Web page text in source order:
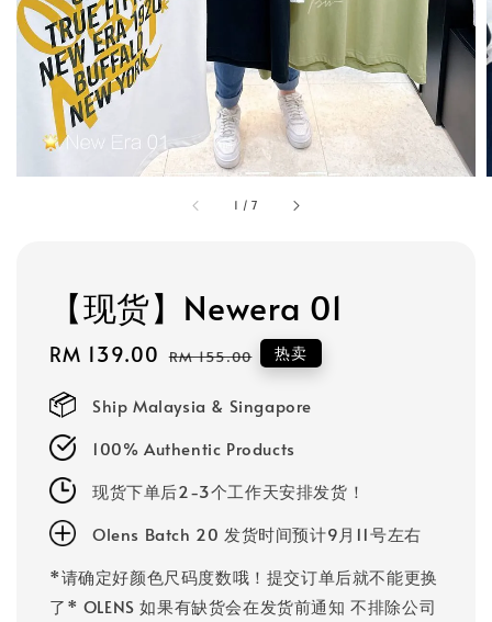
1 /7
【现货】Newera 01
Sale
RM 139.00 Regular
RM 155.00 热卖
Ship Malaysia & Singapore
100% Authentic Products
现货下单后2-3个工作天安排发货！
Olens Batch 20 发货时间预计9月11号左右
*请确定好颜色尺码度数哦！提交订单后就不能更换
了* OLENS 如果有缺货会在发货前通知 不排除公司